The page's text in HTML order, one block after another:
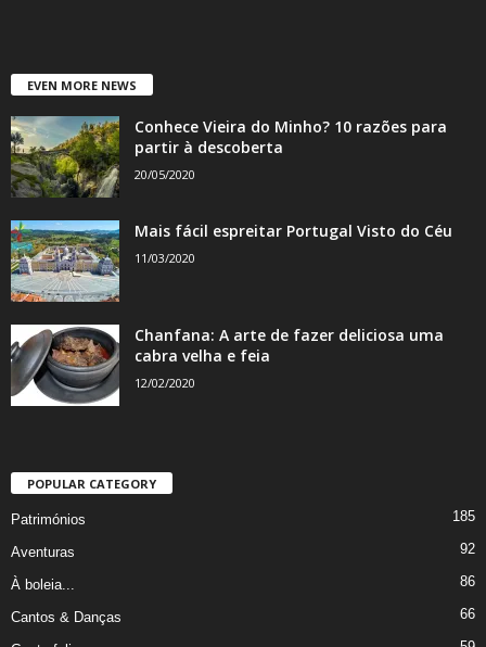
EVEN MORE NEWS
Conhece Vieira do Minho? 10 razões para
partir à descoberta
20/05/2020
Mais fácil espreitar Portugal Visto do Céu
11/03/2020
Chanfana: A arte de fazer deliciosa uma
cabra velha e feia
12/02/2020
POPULAR CATEGORY
Patrimónios 185
Aventuras 92
À boleia... 86
Cantos & Danças 66